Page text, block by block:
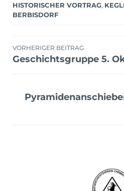
HISTORISCHER VORTRAG,
BERBISDORF
VORHERIGER BEITRAG
Geschichtsgruppe 5.